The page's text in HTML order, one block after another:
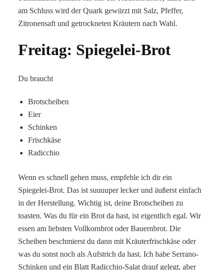
am Schluss wird der Quark gewürzt mit Salz, Pfeffer,
Zitronensaft und getrockneten Kräutern nach Wahl.
Freitag: Spiegelei-Brot
Du braucht
Brotscheiben
Eier
Schinken
Frischkäse
Radicchio
Wenn es schnell gehen muss, empfehle ich dir ein
Spiegelei-Brot. Das ist suuuuper lecker und äußerst einfach
in der Herstellung. Wichtig ist, deine Brotscheiben zu
toasten. Was du für ein Brot da hast, ist eigentlich egal. Wir
essen am liebsten Vollkornbrot oder Bauernbrot. Die
Scheiben beschmierst du dann mit Kräuterfrischkäse oder
was du sonst noch als Aufstrich da hast. Ich habe Serrano-
Schinken und ein Blatt Radicchio-Salat drauf gelegt, aber